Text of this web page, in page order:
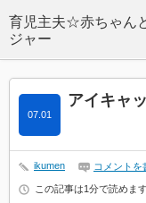
アイキャ
07.01
ikumen コメントを
この記事は1分で読めま